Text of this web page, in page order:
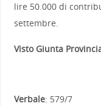
lire 50.000 di
settembre.
Visto Giunta
Verbale: